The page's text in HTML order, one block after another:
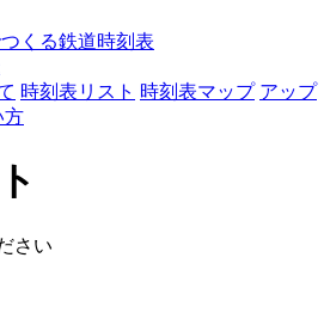
くる鉄道時刻表
時刻表リスト 時刻表マップ アップ
方
さい